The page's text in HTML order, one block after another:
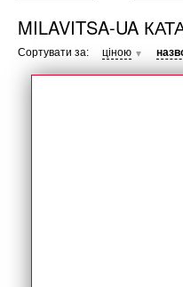
MILAVITSA-UA
Сортувати за: ціною ▼